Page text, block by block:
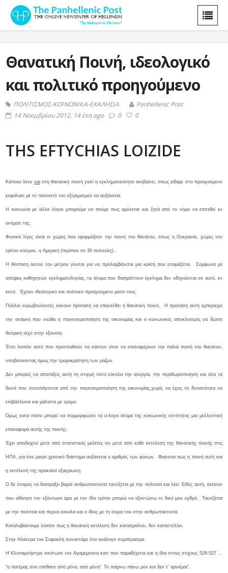
Θανατική Ποινή‏, ιδεολογικό
και πολιτικό προηγούμενο
ΠΟΛΙΤΙΣΜΟΣ-ΚΟΙΝΩΝΙΚΑ-ΕΚΚΛΗΣΙΑ
Panhellenic Post
14 Νοεμβρίου 2012, 14 έτη ago
0 0
THS EFTYCHIAS LOIZIDE
Κάποιοι λένε ναιστη θανατική ποινή γιατί η εγκληματικότητα ανεβαίνει, όπως είδαμε στο προηγούμενο
κεφάλαιο με το ποσοστό του εξτρεμισμού να αυξάνεται.
Η κοινωνία με άλλα λόγια μπορούμε να πούμε πως αμύνεται και ζητά από το νόμο να επιτεθεί εν
ονόματι της.
Φυσικά λίγες είναι οι χώρες που εφαρμόζουν την ποινή του θανάτου, όπως η Ουκρανία, χώρες του
τρίτου κόσμου, η Αμερική (περίπου σε 30 πολιτείες)..
Η θέσπιση αυτού του μέτρου γίνεται για να προλαμβάνεται μια κρίση που ετοιμάζεται. Σύμφωνα με
απόψεις καθηγητών εγκληματολογίας, τα άτομα που διαπράττουν έγκλημα δεν οδηγούνται σε αυτό, εν
κενό. Έχουν ιδεολογικό και πολιτικό προηγούμενο μέσα τους.
Πολλοί ευρωβουλευτές κάνουν πρόταση να επανέλθει η θανατική ποινή. Η πρόταση αυτή εμπεριέχει
την ανάγκη που νιώθει η παγκοσμιοποίηση της οικονομίας και ο κοινωνικός αποκλεισμός να δώσει
θεσμική ισχύ στην εξουσία.
Έτσι λοιπόν αυτό που προσπαθούν να κάνουν είναι να επαναφέρουν την παλιά ποινή του θανάτου,
υποβόσκοντας όμως την τρομοκράτηση των μαζών.
Δεν μπορείς να αποτάξεις αυτή τη στιγμή τόσο εύκολα την ανεργία, την περιθωριοποίηση και όλα τα
δεινά που συνεπάγονται από την παγκοσμιοποίηση της οικονομίας,χωρίς να έχεις τη δυνατότητα να
επιβάλλεσαι και μάλιστα με τρόμο.
Όμως κατά πόσο μπορεί να συμμορφώσει τα α-λογα άτομα της κοινωνικής οντότητας μια μελλοντική
επαναφορά αυτής της ποινής;
Έχει αποδειχτεί μετά από στατιστικές μελέτες ότι μετά από κάθε εκτέλεση της θανατικής ποινής στις
ΗΠΑ, για ένα μικρό χρονικό διάστημα αυξάνεται ο αριθμός των φόνων. Φαίνεται πως η ποινή αυτή και
η εκτέλεσή της προκαλεί εξαγρίωση.
Ο δε έτοιμος να διαπράξει βαριά ανθρωποκτονία ταυτίζεται με την πολιτεία και λέει: Είδες αυτή, εκείνον
που αδίκησε τον εξόντωσε άρα με τον ίδιο τρόπο μπορώ να εξοντώσω το δικό μου εχθρό. Ταυτίζεται
με την πολιτεία και περνά εύκολα και ο ίδιος με τη σειρά του στην ανθρωποκτονία.
Καταλαβαίνουμε λοιπόν πως η θανατική εκτέλεση δεν καταπραΰνει, δεν καταστέλλει.
Στην Ηλέκτρα του Σοφοκλή συναντάμε ένα ανάλογο συμπέρασμα.
Η Κλυταιμνήστρα σκότωσε τον Αγαμέμνονα κάτι που παραδέχεται και η ίδια στους στίχους 526-527 …
“ο πατέρας σου επέθανε από μένα, από μένα! Το παίρνω πάνω μου και δεν τ’ αρνιέμαι”.